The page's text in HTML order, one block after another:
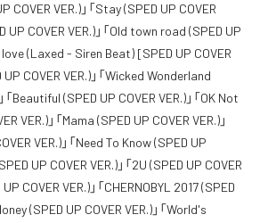
COVER VER.)」「Stay (SPED UP COVER
UP COVER VER.)」「Old town road (SPED UP
love (Laxed - Siren Beat) [SPED UP COVER
COVER VER.)」「Wicked Wonderland
「Beautiful (SPED UP COVER VER.)」「OK Not
VER.)」「Mama (SPED UP COVER VER.)」
VER.)」「Need To Know (SPED UP
UP COVER VER.)」「2U (SPED UP COVER
COVER VER.)」「CHERNOBYL 2017 (SPED
(SPED UP COVER VER.)」「World's